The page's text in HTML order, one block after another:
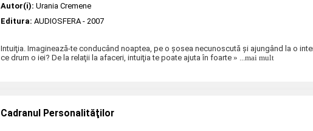
Autor(i): Urania Cremene
Editura: AUDIOSFERA - 2007
Intuiţia. Imaginează-te conducând noaptea, pe o şosea necunoscută şi ajungând la o
ce drum o iei? De la relaţii la afaceri, intuiţia te poate ajuta în foarte » ...mai mult
Cadranul Personalităţilor